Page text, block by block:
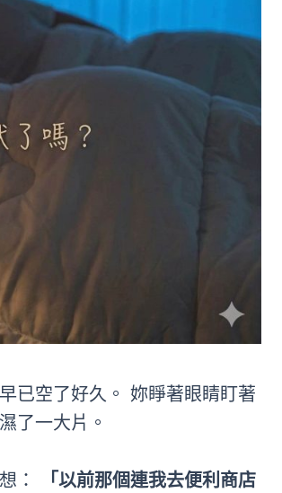
已空了好久。 妳睜著眼睛盯著
了一大片。
：
「以前那個連我去便利商店